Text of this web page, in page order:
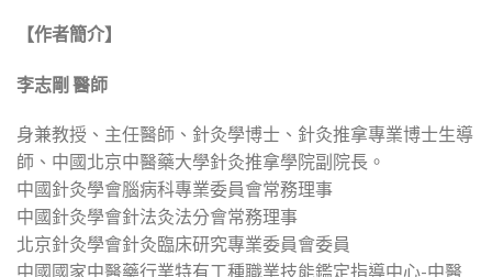
【作者簡介】
李志剛 醫師
身兼教授、主任醫師、針灸學博士、針灸推拿專業博士生導
師、中國北京中醫藥大學針灸推拿學院副院長。
中國針灸學會腦病科專業委員會常務理事
中國針灸學會針法灸法分會常務理事
北京針灸學會針灸臨床研究專業委員會委員
中國國家中醫藥行業特有工種職業技能鑑定指導中心-中醫